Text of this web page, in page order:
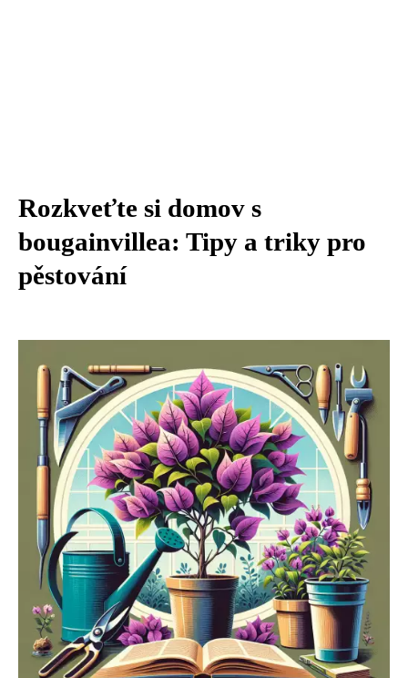
Rozkveťte si domov s
bougainvillea: Tipy a triky pro
pěstování